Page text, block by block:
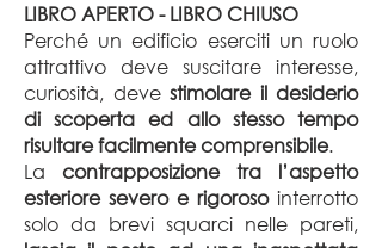
LIBRO APERTO - LIBRO CHIUSO
Perché un edificio eserciti un ruolo
attrattivo deve suscitare interesse,
curiosità, deve stimolare il desiderio
di scoperta ed allo stesso tempo
risultare facilmente comprensibile.
La contrapposizione tra l’aspetto
esteriore severo e rigorosointerrotto
solo da brevi squarci nelle pareti,